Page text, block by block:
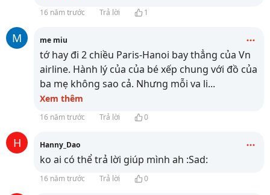
16 năm trước Trả lời 1
M me miu
tớ hay đi 2 chiều Paris-Hanoi bay thẳng của Vn
airline. Hành lý của của bé xếp chung với đồ của
ba mẹ không sao cả. Nhưng mỗi va li...
Xem thêm
16 năm trước Trả lời 0
H Hanny_Dao
ko ai có thể trả lời giúp mình ah :Sad:
16 năm trước Trả lời 0